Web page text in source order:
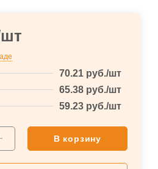
70.21 руб./шт
65.38 руб./шт
59.23 руб./шт
В корзину